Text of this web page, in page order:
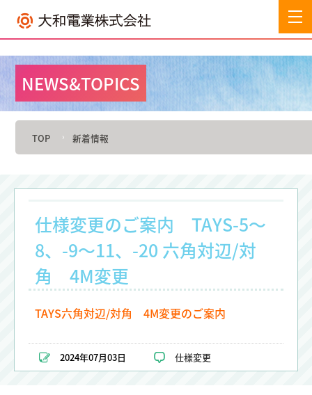
NEWS&TOPICS
TOP 新着情報
仕様変更のご案内 TAYS-5～
8、-9～11、-20 六角対辺/対
角 4M変更
TAYS六角対辺/対角 4M変更のご案内
2024年07月03日 仕様変更